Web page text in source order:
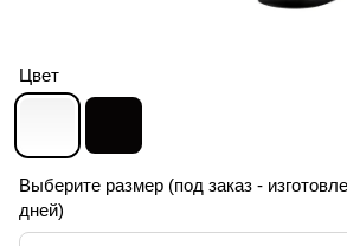
Цвет
Выберите размер (под заказ -
дней)